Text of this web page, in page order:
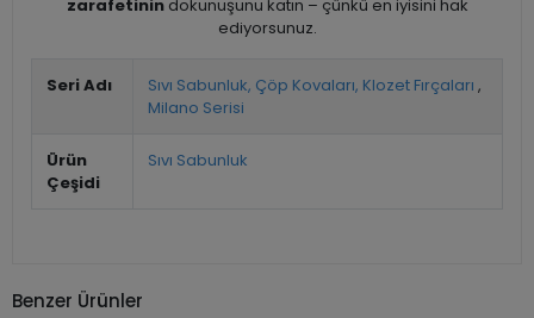
zarafetinindokunuşunu katın – çünkü en iyisini hak
ediyorsunuz.
Seri Adı Sıvı Sabunluk, Çöp Kovaları, Klozet Fırçaları ,
Milano Serisi
Ürün
Çeşidi
Sıvı Sabunluk
Benzer Ürünler